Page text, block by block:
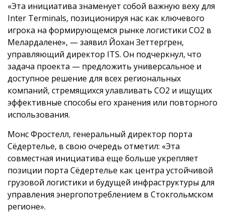
«Эта инициатива знаменует собой важную веху для
Inter Terminals, позиционируя нас как ключевого
игрока на формирующемся рынке логистики CO2 в
Мелардалене», — заявил Йохан Зеттергрен,
управляющий директор ITS. Он подчеркнул, что
задача проекта — предложить универсальное и
доступное решение для всех региональных
компаний, стремящихся улавливать CO2 и ищущих
эффективные способы его хранения или повторного
использования.
Монс Фростелл, генеральный директор порта
Сёдертелье, в свою очередь отметил: «Эта
совместная инициатива еще больше укрепляет
позиции порта Сёдертелье как центра устойчивой
грузовой логистики и будущей инфраструктуры для
управления энергопотреблением в Стокгольмском
регионе».